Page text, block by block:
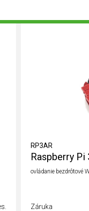
RP3AR
Raspberry
ovládanie bezdrôtové
Záruka